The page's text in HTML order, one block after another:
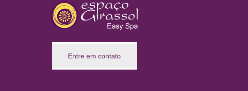
Entre em contato